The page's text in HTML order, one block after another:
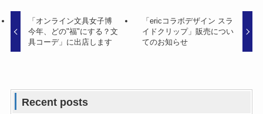
「オンライン文具女子博
今年、どの"福"にする？文
具コーデ」に出店します
「ericコラボデザイン スラ
イドクリップ」販売につい
てのお知らせ
Recent posts